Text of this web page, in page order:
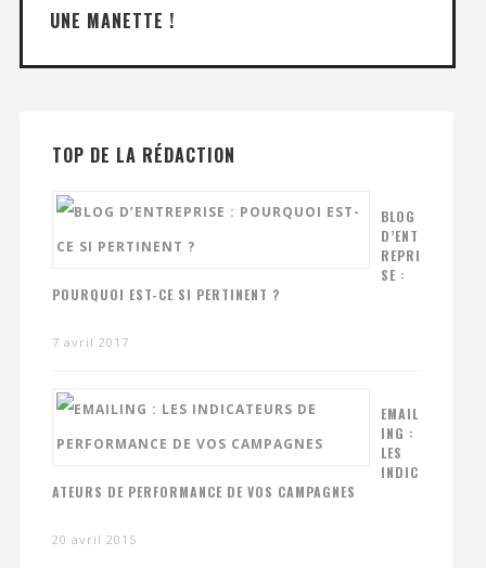
UNE MANETTE !
TOP DE LA RÉDACTION
BLOG
D’ENT
REPRI
SE :
POURQUOI EST-CE SI PERTINENT ?
7 avril 2017
EMAIL
ING :
LES
INDIC
ATEURS DE PERFORMANCE DE VOS CAMPAGNES
20 avril 2015